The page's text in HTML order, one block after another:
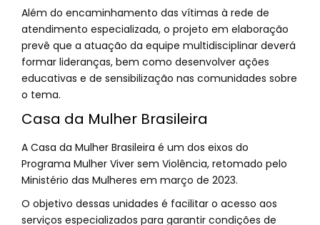
Além do encaminhamento das vítimas à rede de
atendimento especializada, o projeto em elaboração
prevê que a atuação da equipe multidisciplinar deverá
formar lideranças, bem como desenvolver ações
educativas e de sensibilização nas comunidades sobre
o tema.
Casa da Mulher Brasileira
A Casa da Mulher Brasileira é um dos eixos do
Programa Mulher Viver sem Violência, retomado pelo
Ministério das Mulheres em março de 2023.
O objetivo dessas unidades é facilitar o acesso aos
serviços especializados para garantir condições de